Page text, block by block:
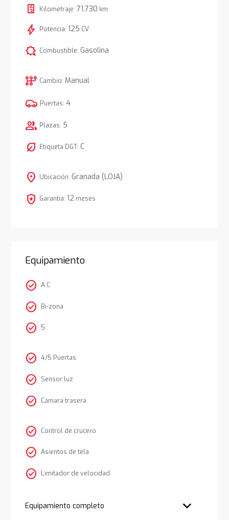
Kilometraje: 71.730 km
bolt Potencia: 125 CV
comic_bubble Combustible: Gasolina
auto_transmission Cambio: Manual
Puertas: 4
group Plazas: 5
nest_eco_leaf Etiqueta DGT: C
location_on Ubicación: Granada (LOJA)
local_police Garantía: 12 meses
Equipamiento
check_circle A.C
check_circle Bi-zona
check_circle 5
check_circle 4/5 Puertas
check_circle Sensor luz
check_circle Cámara trasera
check_circle Control de crucero
check_circle Asientos de tela
check_circle Limitador de velocidad
Equipamiento completo